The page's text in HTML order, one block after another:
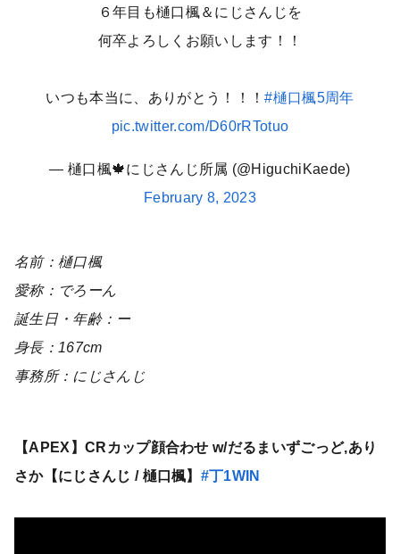
６年目も樋口楓＆にじさんじを
何卒よろしくお願いします！！
いつも本当に、ありがとう！！！#樋口楓5周年
pic.twitter.com/D60rRTotuo
— 樋口楓🍁にじさんじ所属 (@HiguchiKaede)
February 8, 2023
名前：樋口楓
愛称：でろーん
誕生日・年齢：ー
身長：167cm
事務所：にじさんじ
【APEX】CRカップ顔合わせ w/だるまいずごっど,あり
さか【にじさんじ / 樋口楓】 #丁1WIN